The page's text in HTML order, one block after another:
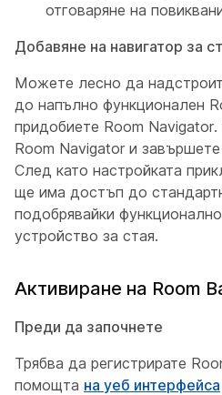
отговаряне на
Добавяне на навигатор за
Можете лесно да
до напълно функционален
придобиете Room
Room Navigator и
След като настройката
ще има достъп до
подобрявайки
устройство за стая.
Активиране на Room
Преди да започнете
Трябва да регистрирате
помощта на уеб интерфейса